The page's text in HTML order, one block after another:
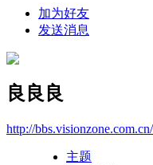
加为好友
发送消息
良良良
http://
主题